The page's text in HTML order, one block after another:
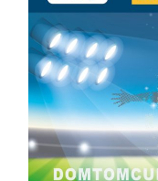
SPORT COMPÉTITIONS
Foot : la